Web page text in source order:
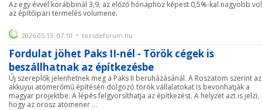
Az egy évvel korábbinál 3,9, az előző hónaphoz képest 0,5%-kal nagyobb
az építőipari termelés volumene.
2026.05.13. 07:10 • tozsdeforum.hu
Fordulat jöhet Paks II-nél - Török cégek is
beszállhatnak az építkezésbe
Új szereplők jelenhetnek meg a Paks II beruházásánál. A Roszatom szerint az
akkuyui atomerőmű építésén dolgozó török vállalatokat is bevonhatják a
magyar projektbe. A lépés felgyorsíthatja az építkezést. A helyzet azt is jelzi,
hogy az orosz atomener ...